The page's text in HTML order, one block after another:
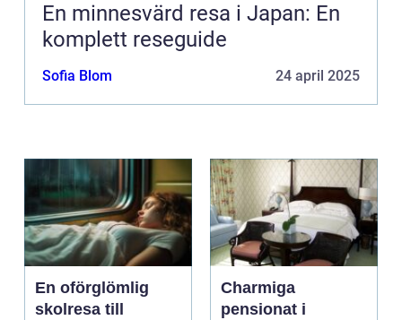
En minnesvärd resa i Japan: En
komplett reseguide
Sofia Blom 24 april 2025
En oförglömlig
skolresa till
Charmiga
pensionat i